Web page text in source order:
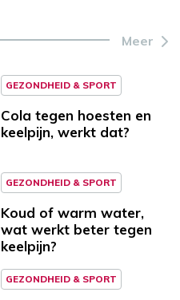
Meer
GEZONDHEID & SPORT
Cola tegen hoesten en
keelpijn, werkt dat?
GEZONDHEID & SPORT
Koud of warm water,
wat werkt beter tegen
keelpijn?
GEZONDHEID & SPORT